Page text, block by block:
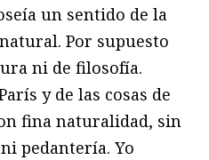
un sentido de la
Por supuesto
ni de filosofía.
y de las cosas de
fina naturalidad, sin
pedantería. Yo